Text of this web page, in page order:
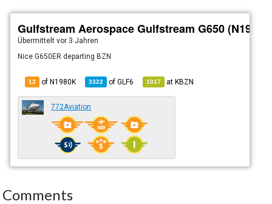
Gulfstream Aerospace Gulfstream G650
Übermitteltvor 3 Jahren
Nice G650ER departing BZN
12 of N1980K 3322 ofGLF6 1017 atKBZN
772Aviation
Comments